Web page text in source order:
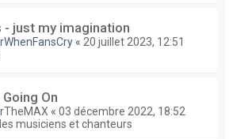
just my imagination
WhenFansCry « 20 juillet 2023, 12:51
On
TheMAX « 03 décembre 2022, 18:52
musiciens et chanteurs